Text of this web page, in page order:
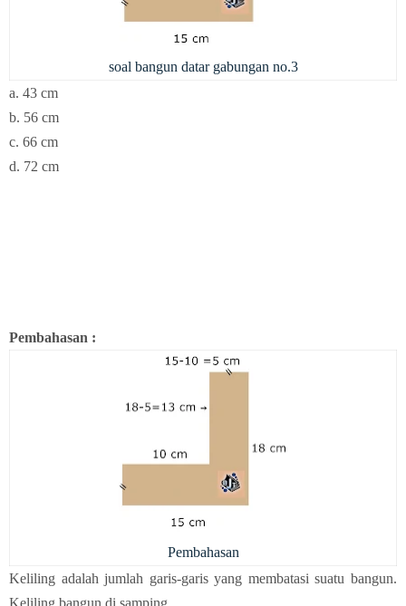
soal bangun datar gabungan no.3
a. 43 cm
b. 56 cm
c. 66 cm
d. 72 cm
Pembahasan :
Pembahasan
Keliling adalah jumlah garis-garis yang membatasi suatu bangun.